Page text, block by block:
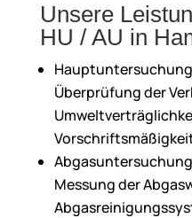
Unsere
HU / AU in
Überprüfung der
Messung der